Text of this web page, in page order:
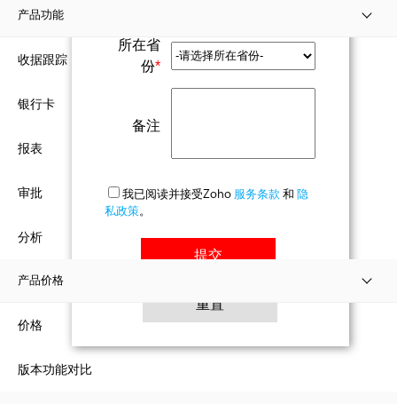
所在省
份*
备注
我已阅读并接受Zoho 服务条款 和隐
私政策。
产品功能
收据跟踪
银行卡
报表
审批
分析
产品价格
价格
版本功能对比